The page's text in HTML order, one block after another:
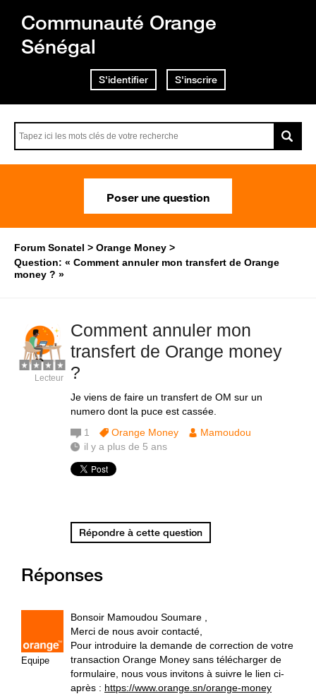
Communauté Orange
Sénégal
S'identifier S'inscrire
Poser une question
Forum Sonatel
Orange Money
Question: « Comment annuler mon transfert de Orange
money ? »
Comment annuler mon
transfert de Orange money
?
Je viens de faire un transfert de OM sur un
numero dont la puce est cassée.
Lecteur
1 Orange Money
Mamoudou
il y a plus de 5 ans
Répondre à cette question
Réponses
Equipe
Bonsoir Mamoudou Soumare ,
Merci de nous avoir contacté,
Pour introduire la demande de correction de votre
transaction Orange Money sans télécharger de
formulaire, nous vous invitons à suivre le lien ci-
après : https://www.orange.sn/orange-money